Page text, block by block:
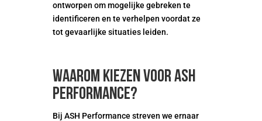
ontworpen om mogelijke gebreken te
identificeren en te verhelpen voordat ze
tot gevaarlijke situaties leiden.
Waarom kiezen voor ASH
Performance?
Bij ASH Performance streven we ernaar